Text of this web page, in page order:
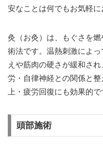
安なことは何でもお気軽に
灸（お灸）は、もぐさを
術法です。温熱刺激によ
えや筋肉の硬さが緩和さ
労・自律神経との関係と
上・疲労回復にも効果的で
頭部施術